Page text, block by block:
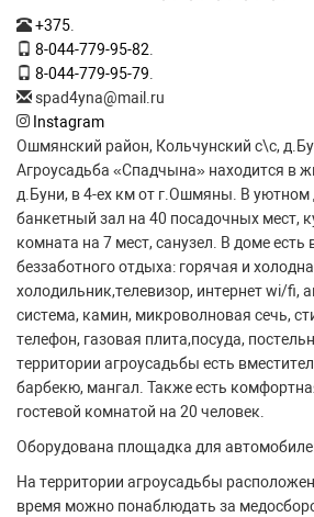
+375.
8-044-779-95-82.
8-044-779-95-79.
spad4yna@mail.ru
Instagram
Ошмянский район, Кольчунский с\с,
Агроусадьба «Спадчына» находится в
д.Буни, в 4-ех км от г.Ошмяны. В
банкетный зал на 40 посадочных мест,
комната на 7 мест, санузел. В доме есть
беззаботного отдыха: горячая и
холодильник,телевизор, интернет wi/fi,
система, камин, микроволновая сечь,
телефон, газовая плита,посуда,
территории агроусадьбы есть
барбекю, мангал. Также есть
гостевой комнатой на 20 человек.
Оборудована площадка для
На территории агроусадьбы
время можно понаблюдать за